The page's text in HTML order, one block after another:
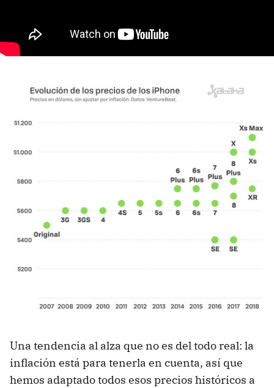
Una tendencia al alza que no es del todo real: la
inflación está para tenerla en cuenta, así que
hemos adaptado todos esos precios históricos a